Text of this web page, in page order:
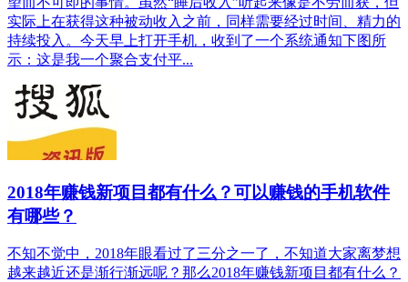
实际上在获得这种被动收入之前，同样需要经过时间、精力的
持续投入。今天早上打开手机，收到了一个系统通知下图所
示：这是我一个聚合支付平...
2018年赚钱新项目都有什么？可以赚钱的手机软件
有哪些？
不知不觉中，2018年眼看过了三分之一了，不知道大家离梦想
越来越近还是渐行渐远呢？那么2018年赚钱新项目都有什么？